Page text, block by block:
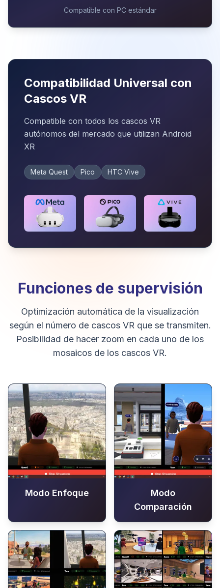
Compatible con PC estándar
Compatibilidad Universal con
Cascos VR
Compatible con todos los cascos VR
autónomos del mercado que utilizan Android
XR
Meta Quest Pico HTC Vive
Funciones de supervisión
Optimización automática de la visualización
según el número de cascos VR que se transmiten.
Posibilidad de hacer zoom en cada uno de los
mosaicos de los cascos VR.
Modo Enfoque
Modo
Comparación